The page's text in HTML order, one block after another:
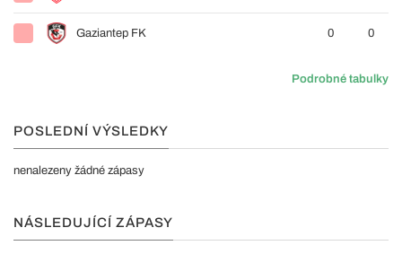
Gaziantep FK 0 0
Podrobné tabulky
POSLEDNÍ VÝSLEDKY
nenalezeny žádné zápasy
NÁSLEDUJÍCÍ ZÁPASY